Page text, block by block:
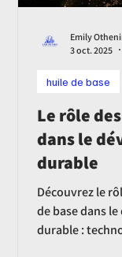
Le rôle
dans le
durable
Découvrez le
de base dans
durable :
huile de base
Emily
3 oct. 2025